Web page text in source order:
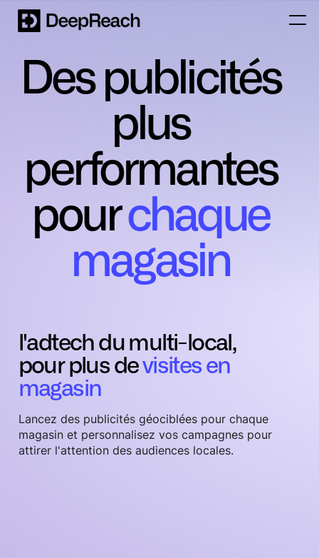
Des publicités
plus
performantes
‍pourchaque
magasin
l'adtech du multi-local,
pour plus devisites en
magasin
Lancez des publicités géociblées pour chaque
magasin et personnalisez vos campagnes pour
attirer l'attention des audiences locales.